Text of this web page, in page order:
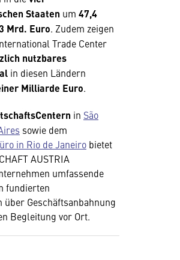
Staaten um 47,4
Mrd. Euro. Zudem zeigen
Trade Center
nutzbares
in diesen Ländern
Milliarde Euro.
in São
sowie dem
in Rio de Janeiro bietet
AUSTRIA
umfassende
fundierten
Geschäftsanbahnung
Begleitung vor Ort.